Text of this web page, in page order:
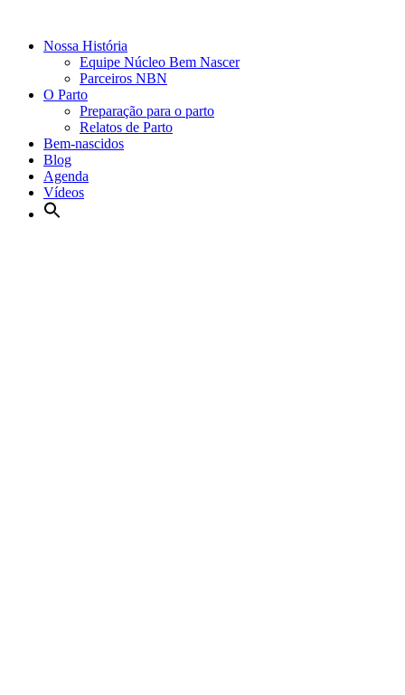
Nossa História
Equipe Núcleo Bem Nascer
Parceiros NBN
O Parto
Preparação para o parto
Relatos de Parto
Bem-nascidos
Blog
Agenda
Vídeos